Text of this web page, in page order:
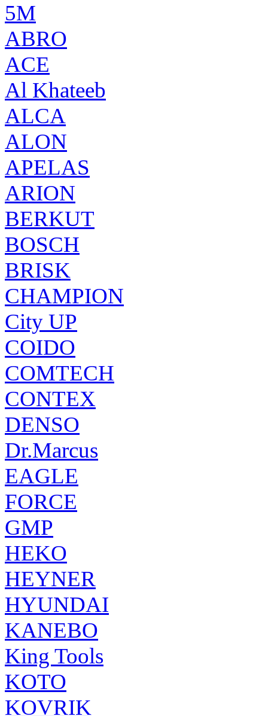
5М
ABRO
ACE
Al Khateeb
ALCA
ALON
APELAS
ARION
BERKUT
BOSCH
BRISK
CHAMPION
City UP
COIDO
COMTECH
CONTEX
DENSO
Dr.Marcus
EAGLE
FORCE
GMP
HEKO
HEYNER
HYUNDAI
KANEBO
King Tools
KOTO
KOVRIK